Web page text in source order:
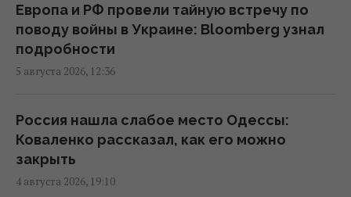
пролив почти полностью остановилось, –
Reuters
13:02 четверг, 06 августа 2026
потерял чек: ответ юриста
12:21 четверг, 06 августа 2026
Когда ожидать обвала гривни: банкир
Европа и РФ провели тайную встречу по
поводу войны в Украине: Bloomberg узнал
подробности
5 августа 2026, 12:36
Россия нашла слабое место Одессы:
Коваленко рассказал, как его можно
закрыть
4 августа 2026, 19:10